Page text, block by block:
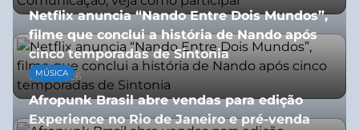
Netflix anuncia “Nando Entre Dois Mundos”,
filme que conclui a história de Nando após
cinco temporadas de Sintonia
07/07/2026
MÚSICA
Afropunk Brasil abre vendas para edição
Experience no Rio de Janeiro e pré-venda